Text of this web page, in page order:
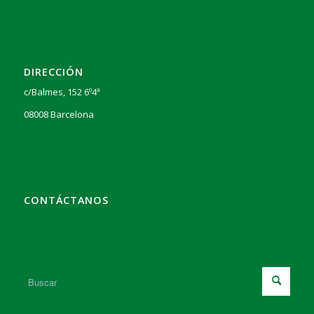
DIRECCIÓN
c/Balmes, 152 6º4ª
08008 Barcelona
CONTÁCTANOS